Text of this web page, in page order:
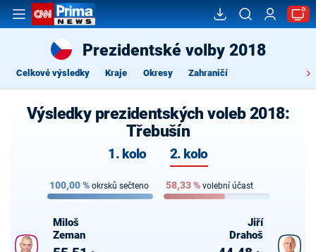
Prezidentské volby 2018
Celkové výsledky Kraje Okresy Zahraničí
Výsledky prezidentských voleb 2018:
Třebušín
1. kolo 2. kolo
100,00% okrsků sečteno 58,33% volební účast
Miloš
Zeman
Jiří
Drahoš